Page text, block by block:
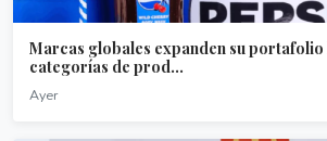
Marcas globales expanden su portafolio
categorías de prod...
Ayer